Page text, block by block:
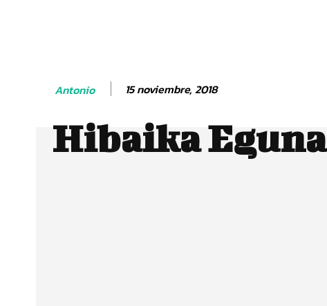
Antonio 15 noviembre, 2018
Hibaika Eguna